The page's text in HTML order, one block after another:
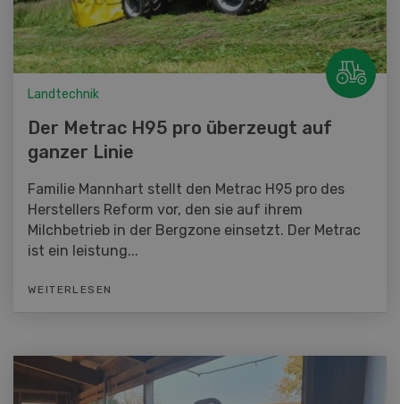
Landtechnik
Der Metrac H95 pro überzeugt auf
ganzer Linie
Familie Mannhart stellt den Metrac H95 pro des
Herstellers Reform vor, den sie auf ihrem
Milchbetrieb in der Bergzone einsetzt. Der Metrac
ist ein leistung...
WEITERLESEN